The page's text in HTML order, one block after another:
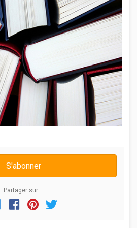
S'abonner
Partager sur :
EmailFacebook
Pinterest